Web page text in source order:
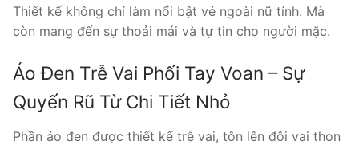
Thiết kế không chỉ làm nổi bật vẻ ngoài nữ tính. Mà
còn mang đến sự thoải mái và tự tin cho người mặc.
Áo Đen Trễ Vai Phối Tay Voan – Sự
Quyến Rũ Từ Chi Tiết Nhỏ
Phần áo đen được thiết kế trễ vai, tôn lên đôi vai thon